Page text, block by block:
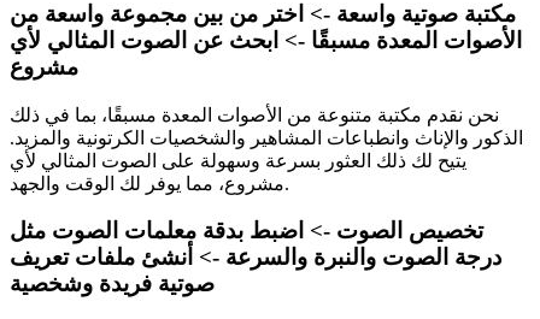
مكتبة صوتية واسعة -> اختر من بين مجموعة واسعة من
الأصوات المعدة مسبقًا -> ابحث عن الصوت المثالي لأي
مشروع
نحن نقدم مكتبة متنوعة من الأصوات المعدة مسبقًا، بما في ذلك
الذكور والإناث وانطباعات المشاهير والشخصيات الكرتونية والمزيد.
يتيح لك ذلك العثور بسرعة وسهولة على الصوت المثالي لأي
مشروع، مما يوفر لك الوقت والجهد.
تخصيص الصوت -> اضبط بدقة معلمات الصوت مثل
درجة الصوت والنبرة والسرعة -> أنشئ ملفات تعريف
صوتية فريدة وشخصية